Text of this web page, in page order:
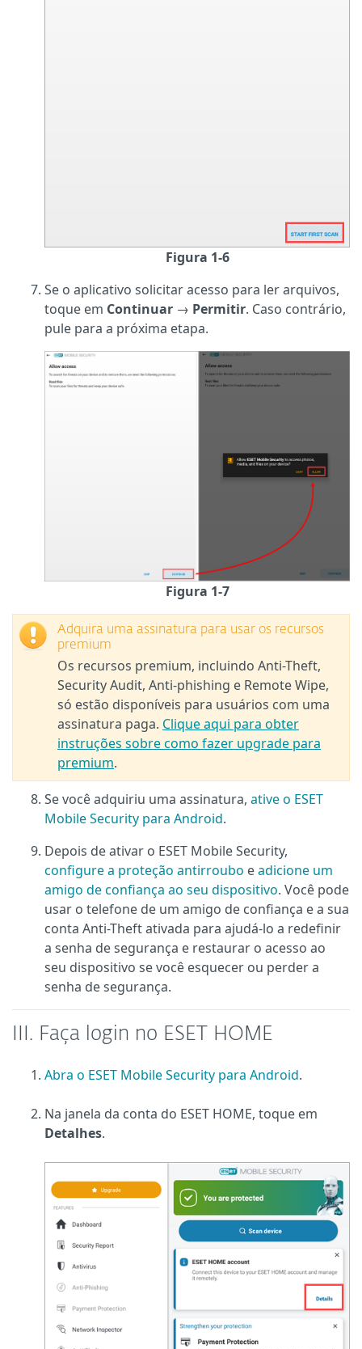
Figura 1-6
Se o aplicativo solicitar acesso para ler arquivos,
toque em Continuar → Permitir. Caso contrário,
pule para a próxima etapa.
Figura 1-7
Adquira uma assinatura para usar os recursos
premium
Os recursos premium, incluindo Anti-Theft,
Security Audit, Anti-phishing e Remote Wipe,
só estão disponíveis para usuários com uma
assinatura paga. Clique aqui para obter
instruções sobre como fazer upgrade para
premium.
Se você adquiriu uma assinatura, ative o ESET
Mobile Security para Android.
Depois de ativar o ESET Mobile Security,
configure a proteção antirroubo eadicione um
amigo de confiança ao seu dispositivo. Você pode
usar o telefone de um amigo de confiança e a sua
conta Anti-Theft ativada para ajudá-lo a redefinir
a senha de segurança e restaurar o acesso ao
seu dispositivo se você esquecer ou perder a
senha de segurança.
III. Faça login no ESET HOME
Abra o ESET Mobile Security para Android.
Na janela da conta do ESET HOME, toque em
Detalhes.